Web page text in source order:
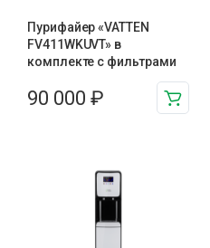
Пурифайер «VATTEN
FV411WKUVT» в
комплекте с фильтрами
90 000 ₽